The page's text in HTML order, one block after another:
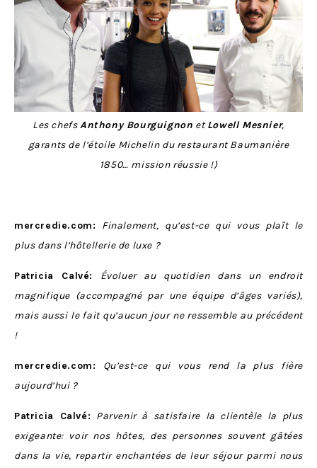
Les chefsAnthony Bourguignon etLowell Mesnier,
garants de l’étoile Michelin du restaurant Baumanière
1850… mission réussie !)
mercredie.com:
Finalement, qu’est-ce qui vous plaît le
plus dans l’hôtellerie de luxe ?
Patricia Calvé:
Évoluer au quotidien dans un endroit
magnifique (accompagné par une équipe d’âges variés),
mais aussi le fait qu’aucun jour ne ressemble au précédent
!
mercredie.com:
Qu’est-ce qui vous rend la plus fière
aujourd’hui ?
Patricia Calvé: Parvenir à satisfaire la clientèle la plus
exigeante: voir nos hôtes, des personnes souvent gâtées
dans la vie, repartir enchantées de leur séjour parmi nous